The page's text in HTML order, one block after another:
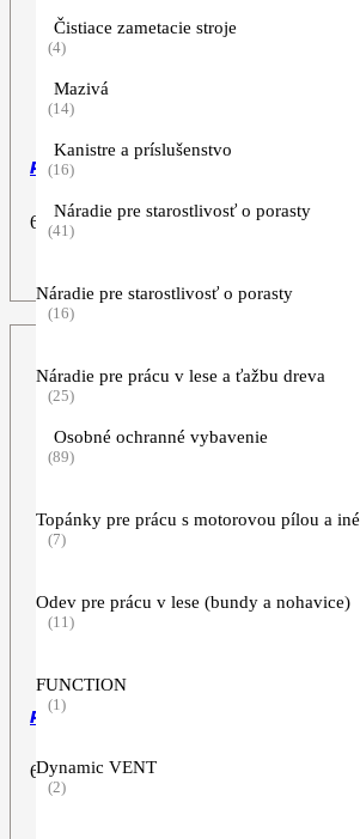
Pilový kotúč, 250 mm, 40Z
69,90€
Pilový kotúč, 250 mm, 40Z
69,90€
Čistiace zametacie stroje
(4)
Mazivá
(14)
Kanistre a príslušenstvo
(16)
Náradie pre starostlivosť o porasty
(41)
Náradie pre starostlivosť o porasty
(16)
Náradie pre prácu v lese a ťažbu dreva
(25)
Osobné ochranné vybavenie
(89)
Topánky pre prácu s motorovou pílou a iné
(7)
Odev pre prácu v lese (bundy a nohavice)
(11)
FUNCTION
(1)
Dynamic VENT
(2)